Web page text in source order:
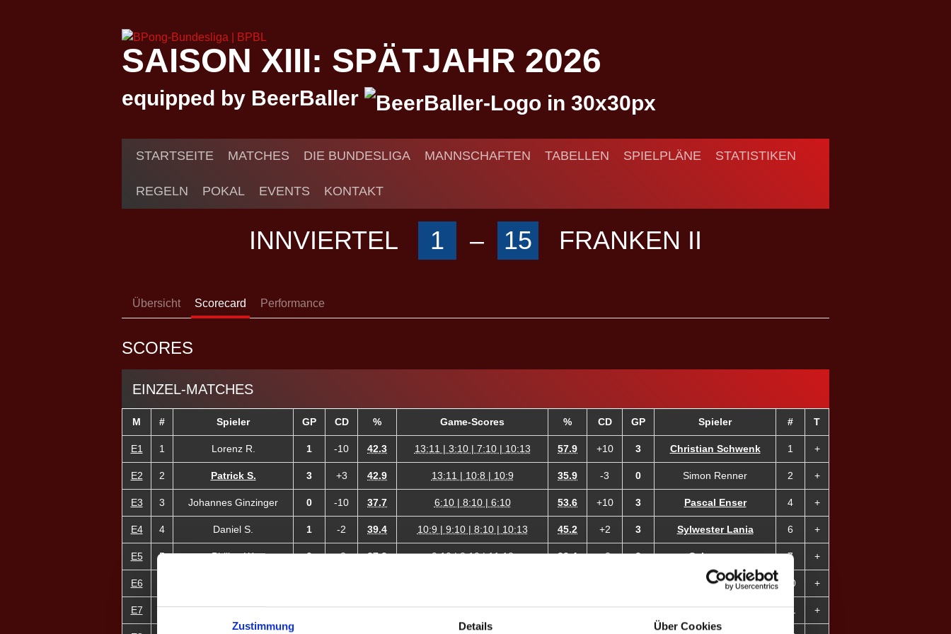
Zustimmung Details Über Cookies
SAISON XIII: SPÄTJAHR 2026
equipped by BeerBaller
STARTSEITE MATCHES DIE BUNDESLIGA MANNSCHAFTEN TABELLEN SPIELPLÄNE STATISTIKEN
REGELN POKAL EVENTS KONTAKT
INNVIERTEL 1 – 15 FRANKEN II
Übersicht Scorecard Performance
SCORES
EINZEL-MATCHES
M # Spieler GP CD % Game-Scores % CD GP Spieler # T
E1 1 Lorenz R. 1 -10 42.3 13:11 | 3:10 | 7:10 | 10:13 57.9 +10 3 Christian Schwenk 1 +
E2 2 Patrick S. 3 +3 42.9 13:11 | 10:8 | 10:9 35.9 -3 0 Simon Renner 2 +
E3 3 Johannes Ginzinger 0 -10 37.7 6:10 | 8:10 | 6:10 53.6 +10 3 Pascal Enser 4 +
E4 4 Daniel S. 1 -2 39.4 10:9 | 9:10 | 8:10 | 10:13 45.2 +2 3 Sylwester Lania 6 +
E5 5 Philipp W. 0 -3 27.2 9:10 | 8:10 | 11:13 32.4 +3 3 C. Lemmen 7 +
E6 Nadine T. ♀ 10 +
E7 7 Christina P. ♀ 0 -10 31.7 3:10 | 8:10 | 9:10 46.9 +10 3 Lisa Auer ♀ 11 +